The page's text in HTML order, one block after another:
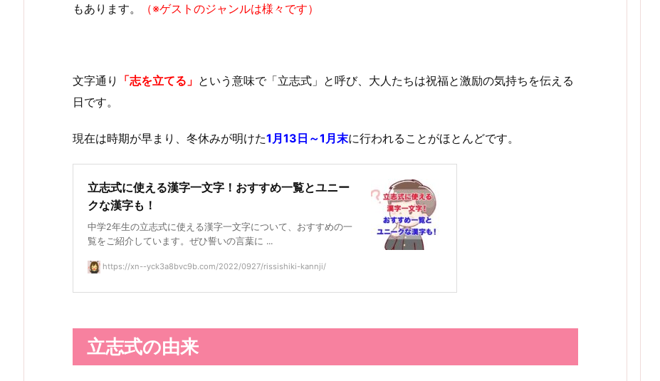
もあります。
（※ゲストのジャンルは様々です）
文字通り 「志を立てる」 という意味で「立志式」と呼び、大人たちは祝福と激励の気持ちを伝える
日です。
現在は時期が早まり、冬休みが明けた1月13日～1月末に行われることがほとんどです。
立志式に使える漢字一文字！おすすめ一覧とユニー
クな漢字も！
中学2年生の立志式に使える漢字一文字について、おすすめの一
覧をご紹介しています。ぜひ誓いの言葉に ...
https://xn--yck3a8bvc9b.com/2022/0927/rissishiki-kannji/
立志式の由来